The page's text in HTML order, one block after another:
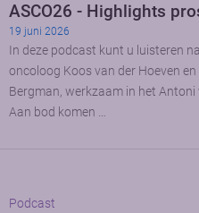
ASCO26 - Highlights
19 juni 2026
In deze podcast kunt u luisteren
oncoloog Koos van der Hoeven
Bergman, werkzaam in het
Aan bod komen …
Podcast